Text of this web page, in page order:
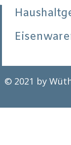
© 2021 by